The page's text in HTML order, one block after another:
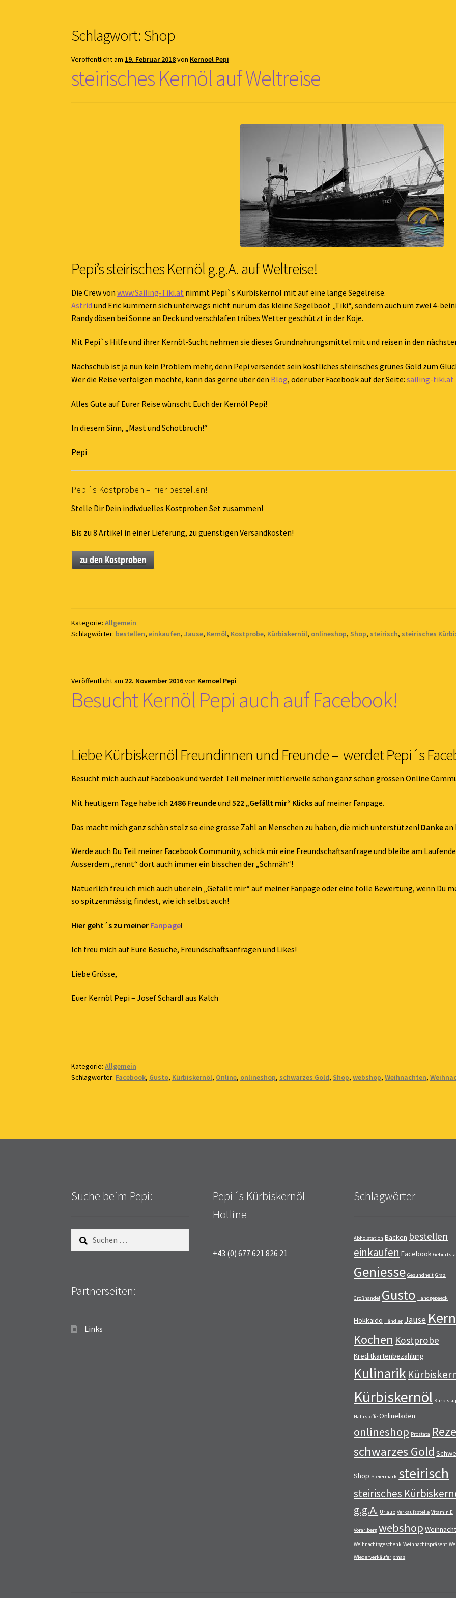
Schlagwort: Shop
Veröffentlicht am 19. Februar 2018von Kernoel Pepi
steirisches Kernöl auf Weltreise
Pepi’s steirisches Kernöl g.g.A. auf Weltreise!
Die Crew vonwww.Sailing-Tiki.at nimmt Pepi`s Kürbiskernöl mit auf eine lange Segelreise.
Astrid und Eric kümmern sich unterwegs nicht nur um das kleine Segelboot „Tiki“, sondern auch um zwei 4-
Randy dösen bei Sonne an Deck und verschlafen trübes Wetter geschützt in der Koje.
Mit Pepi`s Hilfe und ihrer Kernöl-Sucht nehmen sie dieses Grundnahrungsmittel mit und reisen in den
Nachschub ist ja nun kein Problem mehr, denn Pepi versendet sein köstliches steirisches grünes Gold zum
Wer die Reise verfolgen möchte, kann das gerne über den Blog, oder über Facebook auf der Seite:sailing-tiki.at
Alles Gute auf Eurer Reise wünscht Euch der Kernöl Pepi!
In diesem Sinn, „Mast und Schotbruch!“
Pepi
Pepi´s Kostproben – hier bestellen!
Stelle Dir Dein indivduelles Kostproben Set zusammen!
Bis zu 8 Artikel in einer Lieferung, zu guenstigen Versandkosten!
zu den Kostproben
Kategorie:Allgemein
Schlagwörter: bestellen,einkaufen,Jause, Kernöl, Kostprobe, Kürbiskernöl, onlineshop, Shop, steirisch, steirisches
Veröffentlicht am 22. November 2016von Kernoel Pepi
Besucht Kernöl Pepi auch auf Facebook!
Liebe Kürbiskernöl Freundinnen und Freunde – werdet Pepi´s
Besucht mich auch auf Facebook und werdet Teil meiner mittlerweile schon ganz schön grossen Online
Mit heutigem Tage habe ich 2486 Freundeund522 „Gefällt mir“ Klicksauf meiner Fanpage.
Das macht mich ganz schön stolz so eine grosse Zahl an Menschen zu haben, die mich unterstützen! Dankean
Werde auch Du Teil meiner Facebook Community, schick mir eine Freundschaftsanfrage und bleibe am
Ausserdem „rennt“ dort auch immer ein bisschen der „Schmäh“!
Natuerlich freu ich mich auch über ein „Gefällt mir“ auf meiner Fanpage oder eine tolle Bewertung, wenn Du
so spitzenmässig findest, wie ich selbst auch!
Hier geht´s zu meiner Fanpage!
Ich freu mich auf Eure Besuche, Freundschaftsanfragen und Likes!
Liebe Grüsse,
Euer Kernöl Pepi – Josef Schardl aus Kalch
Kategorie:Allgemein
Schlagwörter: Facebook, Gusto, Kürbiskernöl, Online, onlineshop, schwarzes Gold, Shop,webshop,Weihnachten,
Suche beim Pepi:
nach:
Partnerseiten:
Links
Pepi´s Kürbiskernöl
Hotline
+43 (0) 677 621 826 21
Schlagwörter
Abholstation Backen bestellen
einkaufen Facebook
Geniesse Gesundheit Graz
Großhandel Gusto Handgepaeck
Hokkaido Händler Jause
Kochen Kostprobe
Kreditkartenbezahlung
Kulinarik
Kürbiskernöl
Nährstoffe Onlineladen
onlineshop Prostata
schwarzes Gold
Shop Steiermark steirisch
steirisches
g.g.A. Urlaub Verkaufsstelle Vitamin E
Vorarlberg webshop
Weihnachtsgeschenk Weihnachtspräsent
Wiederverkäufer xmas